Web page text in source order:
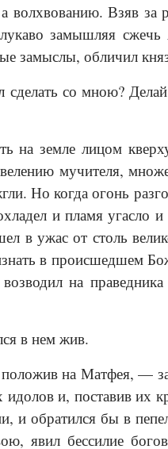
волхвованию. Взяв за
замышляя сжечь
замыслы, обличил
со мною? Делай
на земле лицом
мучителя,
Но когда огонь
и пламя угасло и
в ужас от столь
в происшедшем
на праведника
в нем жив.
на Матфея, —
и, поставив их
и обратился бы в
явил бессилие